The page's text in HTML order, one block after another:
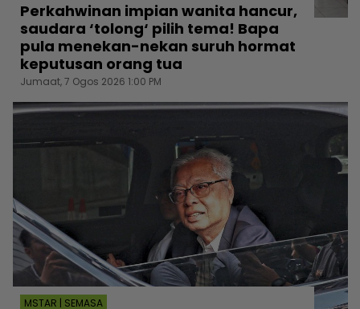
Perkahwinan impian wanita hancur,
saudara ‘tolong‘ pilih tema! Bapa
pula menekan-nekan suruh hormat
keputusan orang tua
Jumaat, 7 Ogos 2026 1:00 PM
MSTAR | SEMASA